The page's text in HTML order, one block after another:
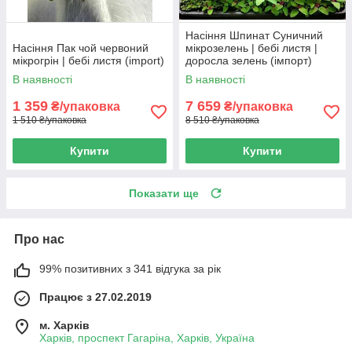
Насіння Пак чой червоний
мікрогрін | бебі листя (import)
В наявності
1 359 ₴/упаковка
1 510 ₴/упаковка
Купити
Насіння Шпинат Суничний
мікрозелень | бебі листя |
доросла зелень (імпорт)
В наявності
7 659 ₴/упаковка
8 510 ₴/упаковка
Купити
Показати ще
Про нас
99% позитивних з 341 відгука за рік
Працює з 27.02.2019
м. Харків
Харків, проспект Гагаріна, Харків, Україна